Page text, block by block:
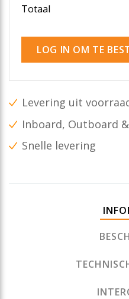
Totaal
LOG IN OM TE
Levering uit
Inboard, Outboard &
Snelle levering